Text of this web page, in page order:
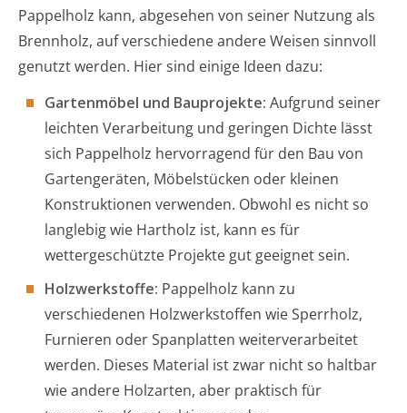
Pappelholz kann, abgesehen von seiner Nutzung als
Brennholz, auf verschiedene andere Weisen sinnvoll
genutzt werden. Hier sind einige Ideen dazu:
Gartenmöbel und Bauprojekte: Aufgrund seiner
leichten Verarbeitung und geringen Dichte lässt
sich Pappelholz hervorragend für den Bau von
Gartengeräten, Möbelstücken oder kleinen
Konstruktionen verwenden. Obwohl es nicht so
langlebig wie Hartholz ist, kann es für
wettergeschützte Projekte gut geeignet sein.
Holzwerkstoffe: Pappelholz kann zu
verschiedenen Holzwerkstoffen wie Sperrholz,
Furnieren oder Spanplatten weiterverarbeitet
werden. Dieses Material ist zwar nicht so haltbar
wie andere Holzarten, aber praktisch für